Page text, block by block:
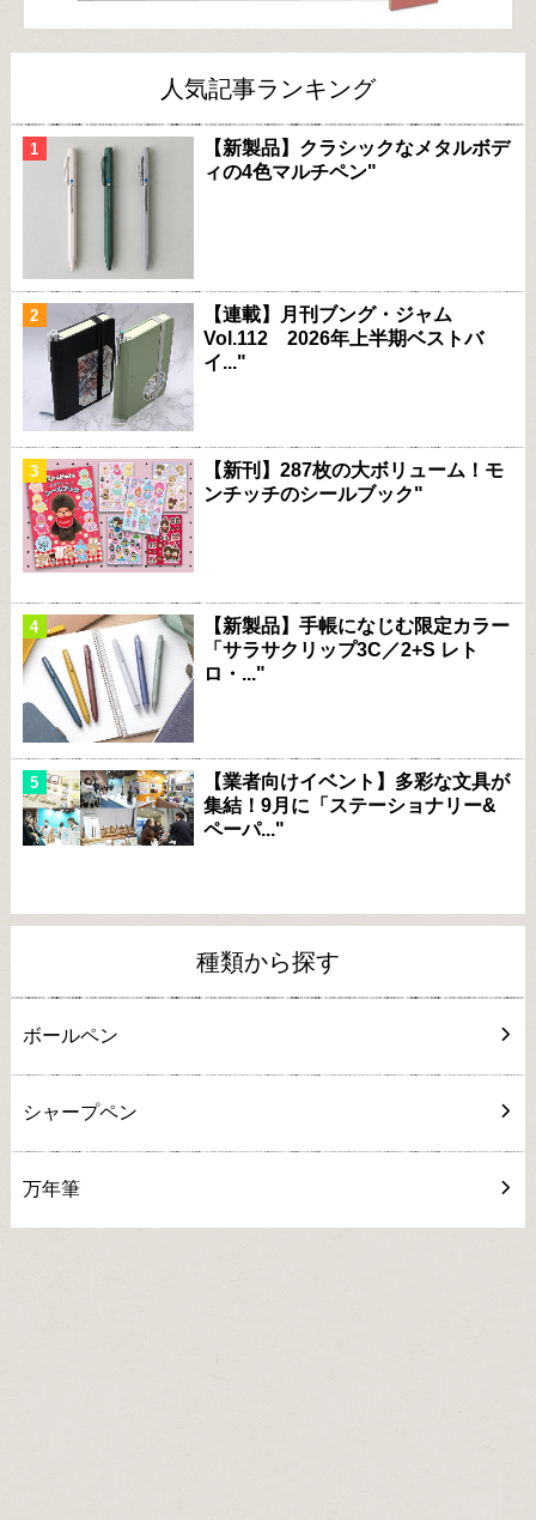
人気記事ランキング
【新製品】クラシックなメタルボデ
ィの4色マルチペン"
【連載】月刊ブング・ジャム
Vol.112 2026年上半期ベストバ
イ..."
【新刊】287枚の大ボリューム！モ
ンチッチのシールブック"
【新製品】手帳になじむ限定カラー
「サラサクリップ3C／2+S レト
ロ・..."
【業者向けイベント】多彩な文具が
集結！9月に「ステーショナリー&
ペーパ..."
種類から探す
ボールペン
シャープペン
万年筆